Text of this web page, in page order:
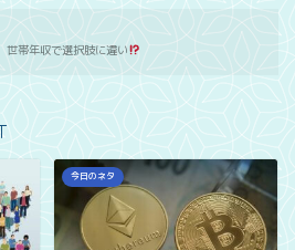
世帯年収で選択肢に違い
今日のネタ